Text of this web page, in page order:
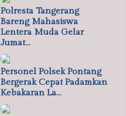
Polresta Tangerang
Bareng Mahasiswa
Lentera Muda Gelar
Jumat…
Personel Polsek Pontang
Bergerak Cepat Padamkan
Kebakaran La…